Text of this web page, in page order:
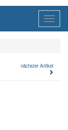
nächster Artikel